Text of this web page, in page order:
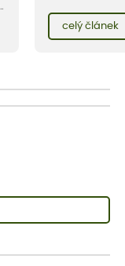
do podzimu.
růžových až
celý článek